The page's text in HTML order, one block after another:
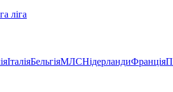
ліга
ІталіяБельгіяМЛСНідерландиФранція